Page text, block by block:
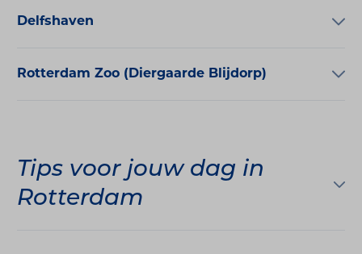
Delfshaven
Rotterdam Zoo (Diergaarde Blijdorp)
Tips voor jouw dag in
Rotterdam